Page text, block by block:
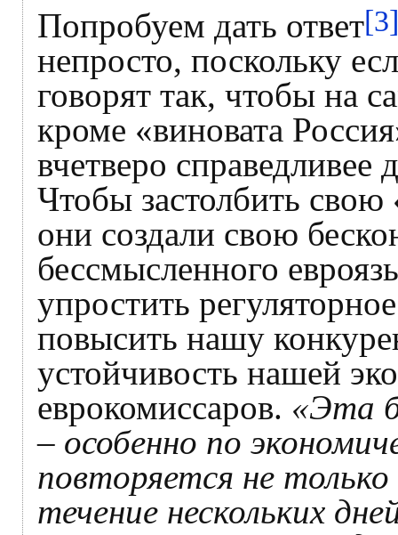
Попробуем дать ответ[3]
непросто, поскольку
говорят так, чтобы на
кроме «виновата
вчетверо справедливее
Чтобы застолбить свою
они создали свою
бессмысленного
упростить
повысить нашу
устойчивость нашей
еврокомиссаров. «Эта
– особенно по
повторяется не
течение нескольких